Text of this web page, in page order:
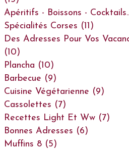
Apéritifs - Boissons -
Spécialités Corses (11)
Des Adresses Pour Vos
(10)
Plancha (10)
Barbecue (9)
Cuisine Végétarienne (9)
Cassolettes (7)
Recettes Light Et Ww (7)
Bonnes Adresses (6)
Muffins 8 (5)